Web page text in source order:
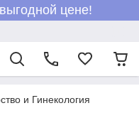
цене!
и Гинекология